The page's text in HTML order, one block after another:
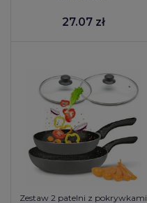
27.07 zł
Zestaw 2 patelni z pokrywkami